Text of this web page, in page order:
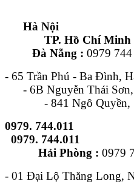
Hà
TP. Hồ
Đà Nẵng : 0979 744
- 65 Trần Phú -
- 6B Nguyễn Thái
- 841 Ngô Quyền,
0979. 744.011
0979. 744.011
Hải Phòng : 0979
- 01 Đại Lộ Thăng